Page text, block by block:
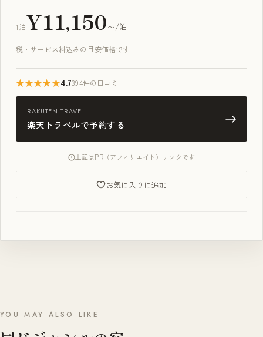
1泊¥11,150〜/泊
税・サービス料込みの目安価格です
★★★★★4.7394件の口コミ
RAKUTEN TRAVEL
楽天トラベルで予約する
上記はPR（アフィリエイト）リンクです
お気に入りに追加
YOU MAY ALSO LIKE